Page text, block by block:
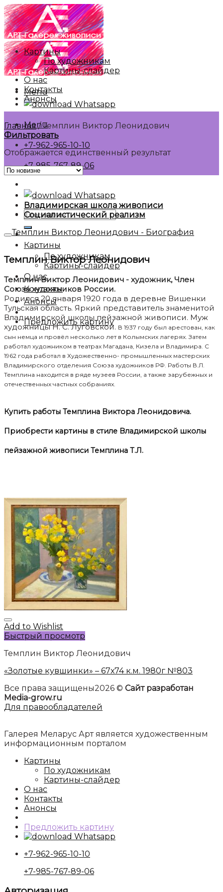
Skip
to
content
Menu
Whatsapp
Menu
+7-962-965-10-10
+7-985-767-89-06
Whatsapp
Искать:
Картины
По художникам
Картины-слайдер
О нас
Контакты
Анонсы
Предложить картину
Картины
По художникам
Картины-слайдер
О нас
Контакты
Анонсы
Главная /Темплин Виктор Леонидович
Фильтровать
Отображается единственный результат
Владимирская школа живописи
Социалистический реализм
Темплин Виктор Леонидович - Биография
Темплин Виктор Леонидович
Темплин Виктор Леонидович - художник, Член
Союза художников России.
Родился 20 января 1920 года в деревне Вишенки
Тульская область. Яркий представитель знаменитой
Владимирской школы пейзажной живописи. Муж
художницы Н. С. Луговской. В 1937 году был арестован, как
сын немца и провёл несколько лет в Колымских лагерях. Затем
работал художником в театрах Магадана, Кизела и Владимира. С
1962 года работал в Художественно- промышленных мастерских
Владимирского отделения Союза художников РФ. Работы В.Л.
Темплина находится в ряде музеев России, а также зарубежных и
отечественных частных собраниях.
Купить работы Темплина Виктора Леонидовича.
Приобрести картины в стиле Владимирской школы
пейзажной живописи Темплина Т.Л.
Add to Wishlist
Быстрый просмотр
Темплин Виктор Леонидович
«Золотые кувшинки» – 67х74 к.м. 1980г №803
Все права защищены2026 © Сайт разработан
Media-grow.ru
Для правообладателей
Галерея Меларус Арт является художественным
информационным порталом
Картины
По художникам
Картины-слайдер
О нас
Контакты
Анонсы
Предложить картину
Whatsapp
+7-962-965-10-10
+7-985-767-89-06